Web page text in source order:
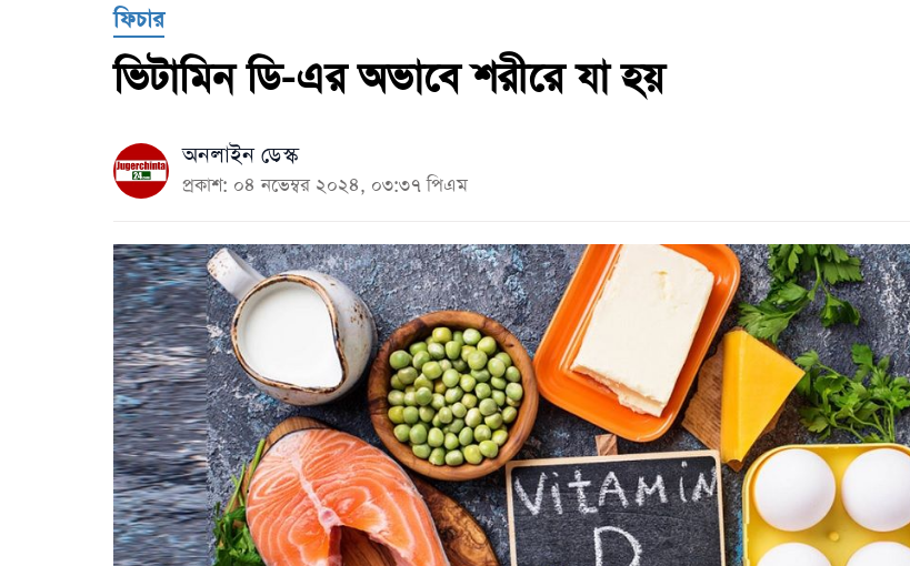
ফিচার
ভিটামিন ডি-এর অভাবে শরীরে যা হয়
অনলাইন ডেস্ক
প্রকাশ: ০৪ নভেম্বর ২০২৪, ০৩:৩৭ পিএম